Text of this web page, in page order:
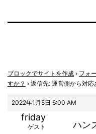
ブロックでサイトを作成 › フォ
すか？ › 返信先: 運営側から対応
2022年1月5日 6:00 AM
friday
ゲスト
ハン